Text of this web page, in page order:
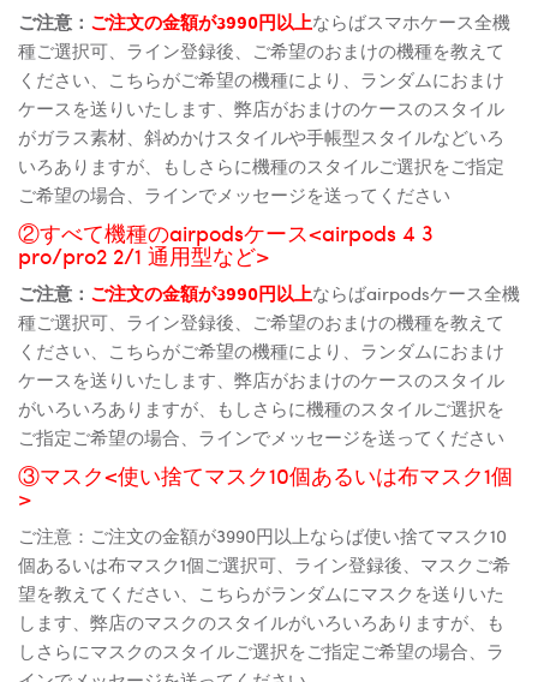
ご注意： ご注文の金額が3990円以上ならばスマホケース全機
種ご選択可、ライン登録後、ご希望のおまけの機種を教えて
ください、こちらがご希望の機種により、ランダムにおまけ
ケースを送りいたします、弊店がおまけのケースのスタイル
がガラス素材、斜めかけスタイルや手帳型スタイルなどいろ
いろありますが、もしさらに機種のスタイルご選択をご指定
ご希望の場合、ラインでメッセージを送ってください
②すべて機種のairpodsケース<airpods 4 3
pro/pro2 2/1 通用型など>
ご注意： ご注文の金額が3990円以上ならばairpodsケース全機
種ご選択可、ライン登録後、ご希望のおまけの機種を教えて
ください、こちらがご希望の機種により、ランダムにおまけ
ケースを送りいたします、弊店がおまけのケースのスタイル
がいろいろありますが、もしさらに機種のスタイルご選択を
ご指定ご希望の場合、ラインでメッセージを送ってください
③マスク<使い捨てマスク10個あるいは布マスク1個
>
ご注意：ご注文の金額が3990円以上ならば使い捨てマスク10
個あるいは布マスク1個ご選択可、ライン登録後、マスクご希
望を教えてください、こちらがランダムにマスクを送りいた
します、弊店のマスクのスタイルがいろいろありますが、も
しさらにマスクのスタイルご選択をご指定ご希望の場合、ラ